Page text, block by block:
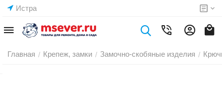
Истра
Главная / Крепеж, замки / Замочно-скобяные изделия /